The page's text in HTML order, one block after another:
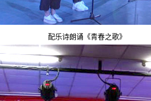
配乐诗朗诵《青春之歌》